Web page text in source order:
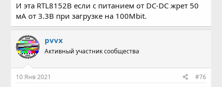
И эта RTL8152B если с питанием от DC-DC жрет 50
мА от 3.3В при загрузке на 100Mbit.
pvvx
Активный участник сообщества
10 Янв 2021 #76